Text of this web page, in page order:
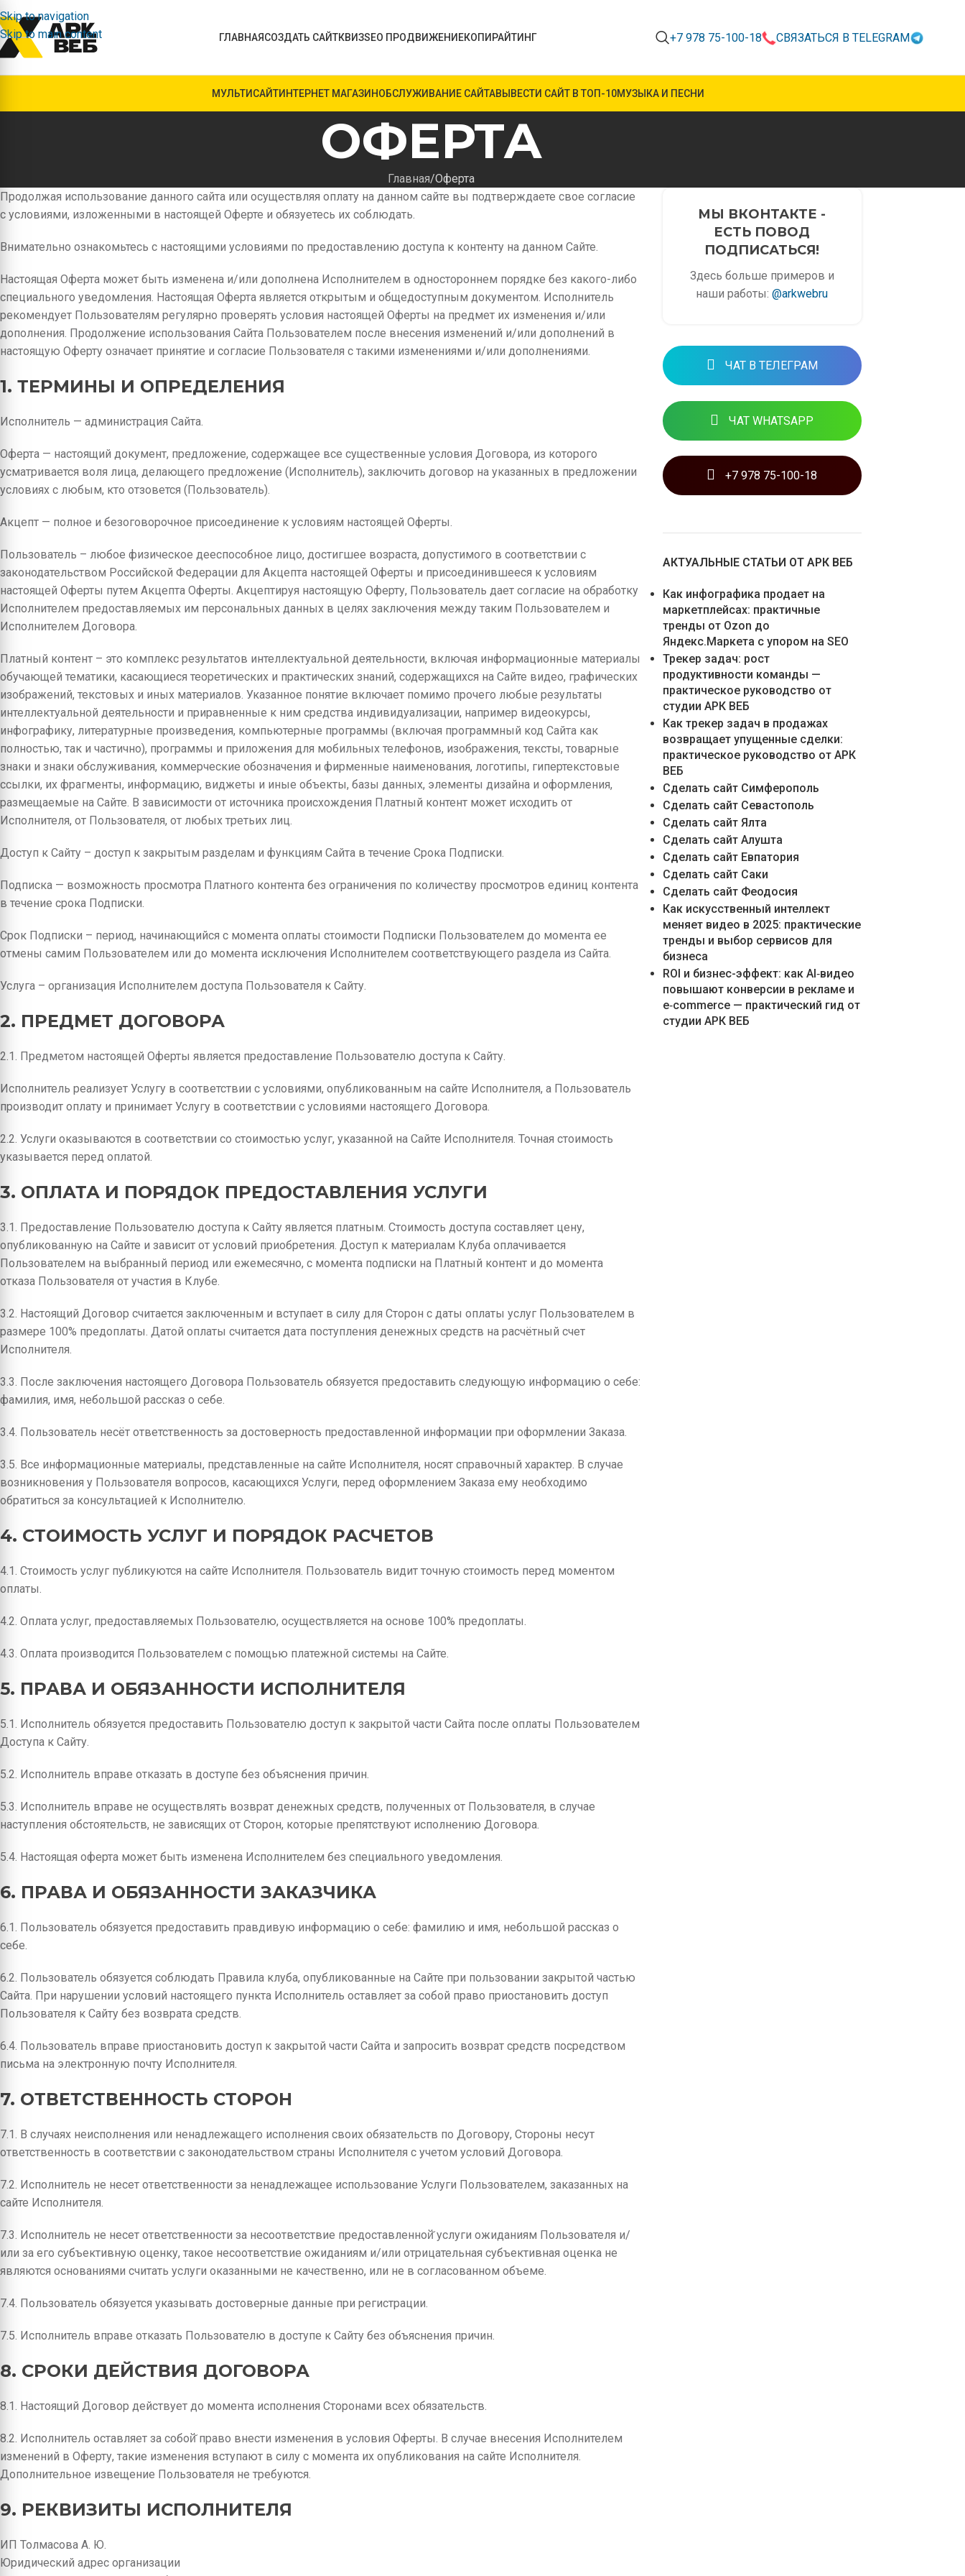
Skip to navigation
Skip to main content
ГЛАВНАЯСОЗДАТЬ САЙТКВИЗSEO ПРОДВИЖЕНИЕКОПИРАЙТИНГ +7 978 75-100-18 СВЯЗАТЬСЯ В TELEGRAM
МУЛЬТИСАЙТИНТЕРНЕТ МАГАЗИНОБСЛУЖИВАНИЕ САЙТАВЫВЕСТИ САЙТ В ТОП-10МУЗЫКА И ПЕСНИ
ОФЕРТА
Главная Оферта
Продолжая использование данного сайта или осуществляя оплату на данном сайте вы подтверждаете свое согласие
с условиями, изложенными в настоящей Оферте и обязуетесь их соблюдать.
Внимательно ознакомьтесь с настоящими условиями по предоставлению доступа к контенту на данном Сайте.
Настоящая Оферта может быть изменена и/или дополнена Исполнителем в одностороннем порядке без какого-либо
специального уведомления. Настоящая Оферта является открытым и общедоступным документом. Исполнитель
рекомендует Пользователям регулярно проверять условия настоящей Оферты на предмет их изменения и/или
дополнения. Продолжение использования Сайта Пользователем после внесения изменений и/или дополнений в
настоящую Оферту означает принятие и согласие Пользователя с такими изменениями и/или дополнениями.
1. ТЕРМИНЫ И ОПРЕДЕЛЕНИЯ
Исполнитель — администрация Сайта.
Оферта — настоящий документ, предложение, содержащее все существенные условия Договора, из которого
усматривается воля лица, делающего предложение (Исполнитель), заключить договор на указанных в предложении
условиях с любым, кто отзовется (Пользователь).
Акцепт — полное и безоговорочное присоединение к условиям настоящей Оферты.
Пользователь – любое физическое дееспособное лицо, достигшее возраста, допустимого в соответствии с
законодательством Российской Федерации для Акцепта настоящей Оферты и присоединившееся к условиям
настоящей Оферты путем Акцепта Оферты. Акцептируя настоящую Оферту, Пользователь дает согласие на обработку
Исполнителем предоставляемых им персональных данных в целях заключения между таким Пользователем и
Исполнителем Договора.
Платный контент – это комплекс результатов интеллектуальной деятельности, включая информационные материалы
обучающей тематики, касающиеся теоретических и практических знаний, содержащихся на Сайте видео, графических
изображений, текстовых и иных материалов. Указанное понятие включает помимо прочего любые результаты
интеллектуальной деятельности и приравненные к ним средства индивидуализации, например видеокурсы,
инфографику, литературные произведения, компьютерные программы (включая программный код Сайта как
полностью, так и частично), программы и приложения для мобильных телефонов, изображения, тексты, товарные
знаки и знаки обслуживания, коммерческие обозначения и фирменные наименования, логотипы, гипертекстовые
ссылки, их фрагменты, информацию, виджеты и иные объекты, базы данных, элементы дизайна и оформления,
размещаемые на Сайте. В зависимости от источника происхождения Платный контент может исходить от
Исполнителя, от Пользователя, от любых третьих лиц.
Доступ к Сайту – доступ к закрытым разделам и функциям Сайта в течение Срока Подписки.
Подписка — возможность просмотра Платного контента без ограничения по количеству просмотров единиц контента
в течение срока Подписки.
Срок Подписки – период, начинающийся с момента оплаты стоимости Подписки Пользователем до момента ее
отмены самим Пользователем или до момента исключения Исполнителем соответствующего раздела из Сайта.
Услуга – организация Исполнителем доступа Пользователя к Сайту.
2. ПРЕДМЕТ ДОГОВОРА
2.1. Предметом настоящей Оферты является предоставление Пользователю доступа к Сайту.
Исполнитель реализует Услугу в соответствии с условиями, опубликованным на сайте Исполнителя, а Пользователь
производит оплату и принимает Услугу в соответствии с условиями настоящего Договора.
2.2. Услуги оказываются в соответствии со стоимостью услуг, указанной на Сайте Исполнителя. Точная стоимость
указывается перед оплатой.
3. ОПЛАТА И ПОРЯДОК ПРЕДОСТАВЛЕНИЯ УСЛУГИ
3.1. Предоставление Пользователю доступа к Сайту является платным. Стоимость доступа составляет цену,
опубликованную на Сайте и зависит от условий приобретения. Доступ к материалам Клуба оплачивается
Пользователем на выбранный период или ежемесячно, с момента подписки на Платный контент и до момента
отказа Пользователя от участия в Клубе.
3.2. Настоящий Договор считается заключенным и вступает в силу для Сторон с даты оплаты услуг Пользователем в
размере 100% предоплаты. Датой оплаты считается дата поступления денежных средств на расчётный счет
Исполнителя.
3.3. После заключения настоящего Договора Пользователь обязуется предоставить следующую информацию о себе:
фамилия, имя, небольшой рассказ о себе.
3.4. Пользователь несёт ответственность за достоверность предоставленной информации при оформлении Заказа.
3.5. Все информационные материалы, представленные на сайте Исполнителя, носят справочный характер. В случае
возникновения у Пользователя вопросов, касающихся Услуги, перед оформлением Заказа ему необходимо
обратиться за консультацией к Исполнителю.
4. СТОИМОСТЬ УСЛУГ И ПОРЯДОК РАСЧЕТОВ
4.1. Стоимость услуг публикуются на сайте Исполнителя. Пользователь видит точную стоимость перед моментом
оплаты.
4.2. Оплата услуг, предоставляемых Пользователю, осуществляется на основе 100% предоплаты.
4.3. Оплата производится Пользователем с помощью платежной системы на Сайте.
5. ПРАВА И ОБЯЗАННОСТИ ИСПОЛНИТЕЛЯ
5.1. Исполнитель обязуется предоставить Пользователю доступ к закрытой части Сайта после оплаты Пользователем
Доступа к Сайту.
5.2. Исполнитель вправе отказать в доступе без объяснения причин.
5.3. Исполнитель вправе не осуществлять возврат денежных средств, полученных от Пользователя, в случае
наступления обстоятельств, не зависящих от Сторон, которые препятствуют исполнению Договора.
5.4. Настоящая оферта может быть изменена Исполнителем без специального уведомления.
6. ПРАВА И ОБЯЗАННОСТИ ЗАКАЗЧИКА
6.1. Пользователь обязуется предоставить правдивую информацию о себе: фамилию и имя, небольшой рассказ о
себе.
6.2. Пользователь обязуется соблюдать Правила клуба, опубликованные на Сайте при пользовании закрытой частью
Сайта. При нарушении условий настоящего пункта Исполнитель оставляет за собой право приостановить доступ
Пользователя к Сайту без возврата средств.
6.4. Пользователь вправе приостановить доступ к закрытой части Сайта и запросить возврат средств посредством
письма на электронную почту Исполнителя.
7. ОТВЕТСТВЕННОСТЬ СТОРОН
7.1. В случаях неисполнения или ненадлежащего исполнения своих обязательств по Договору, Стороны несут
ответственность в соответствии с законодательством страны Исполнителя с учетом условий Договора.
7.2. Исполнитель не несет ответственности за ненадлежащее использование Услуги Пользователем, заказанных на
сайте Исполнителя.
7.3. Исполнитель не несет ответственности за несоответствие предоставленной̆ услуги ожиданиям Пользователя и/
или за его субъективную оценку, такое несоответствие ожиданиям и/или отрицательная субъективная оценка не
являются основаниями считать услуги оказанными не качественно, или не в согласованном объеме.
7.4. Пользователь обязуется указывать достоверные данные при регистрации.
7.5. Исполнитель вправе отказать Пользователю в доступе к Сайту без объяснения причин.
8. СРОКИ ДЕЙСТВИЯ ДОГОВОРА
8.1. Настоящий Договор действует до момента исполнения Сторонами всех обязательств.
8.2. Исполнитель оставляет за собой̆ право внести изменения в условия Оферты. В случае внесения Исполнителем
изменений в Оферту, такие изменения вступают в силу с момента их опубликования на сайте Исполнителя.
Дополнительное извещение Пользователя не требуются.
9. РЕКВИЗИТЫ ИСПОЛНИТЕЛЯ
ИП Толмасова А. Ю.
Юридический адрес организации
МЫ ВКОНТАКТЕ -
ЕСТЬ ПОВОД
ПОДПИСАТЬСЯ!
Здесь больше примеров и
наши работы:@arkwebru
ЧАТ В ТЕЛЕГРАМ
ЧАТ WHATSAPP
+7 978 75-100-18
АКТУАЛЬНЫЕ СТАТЬИ ОТ АРК ВЕБ
Как инфографика продает на
маркетплейсах: практичные
тренды от Ozon до
Яндекс.Маркета с упором на SEO
Трекер задач: рост
продуктивности команды —
практическое руководство от
студии АРК ВЕБ
Как трекер задач в продажах
возвращает упущенные сделки:
практическое руководство от АРК
ВЕБ
Сделать сайт Симферополь
Сделать сайт Севастополь
Сделать сайт Ялта
Сделать сайт Алушта
Сделать сайт Евпатория
Сделать сайт Саки
Сделать сайт Феодосия
Как искусственный интеллект
меняет видео в 2025: практические
тренды и выбор сервисов для
бизнеса
ROI и бизнес-эффект: как AI‑видео
повышают конверсии в рекламе и
e‑commerce — практический гид от
студии АРК ВЕБ